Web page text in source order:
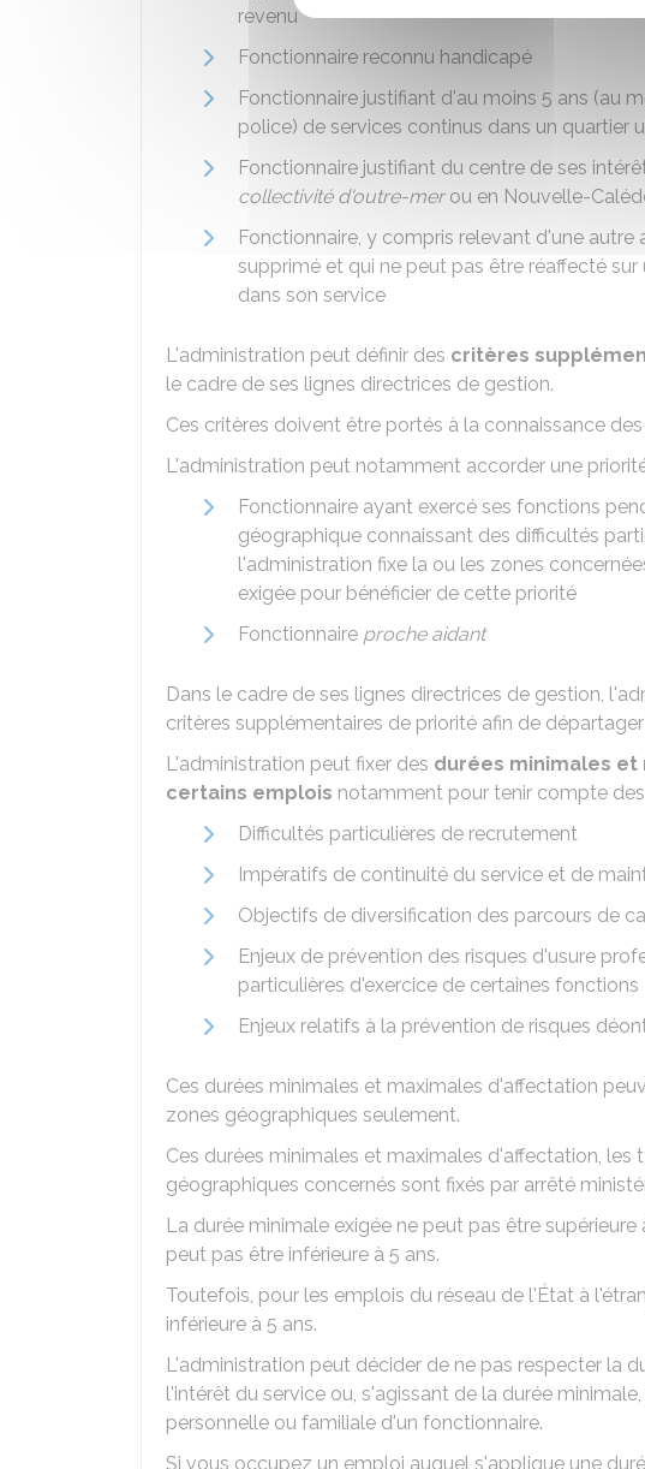
revenu
Fonctionnaire reconnu handicapé
Fonctionnaire justifiant d'au moins 5 ans (au
police) de services continus dans un quartier
Fonctionnaire justifiant du centre de ses
collectivité d'outre-merou en Nouvelle-
Fonctionnaire, y compris relevant d'une
supprimé et qui ne peut pas être réaffecté
dans son service
L'administration peut définir des critères
le cadre de ses lignes directrices de gestion.
Ces critères doivent être portés à la connaissance
L'administration peut notamment accorder une
Fonctionnaire ayant exercé ses fonctions
géographique connaissant des difficultés
l'administration fixe la ou les zones
exigée pour bénéficier de cette priorité
Fonctionnaire proche aidant
Dans le cadre de ses lignes directrices de gestion,
critères supplémentaires de priorité afin de
L'administration peut fixer des durées minimales
certains emplois notamment pour tenir compte
Difficultés particulières de recrutement
Impératifs de continuité du service et de
Objectifs de diversification des parcours de
Enjeux de prévention des risques d'usure
particulières d'exercice de certaines fonctions
Enjeux relatifs à la prévention de risques
Ces durées minimales et maximales d'affectation
zones géographiques seulement.
Ces durées minimales et maximales d'affectation, les
géographiques concernés sont fixés par arrêté
La durée minimale exigée ne peut pas être
peut pas être inférieure à 5 ans.
Toutefois, pour les emplois du réseau de l'État à
inférieure à 5 ans.
L'administration peut décider de ne pas respecter la
l'intérêt du service ou, s'agissant de la durée
personnelle ou familiale d'un fonctionnaire.
Si vous occupez un emploi auquel s'applique une